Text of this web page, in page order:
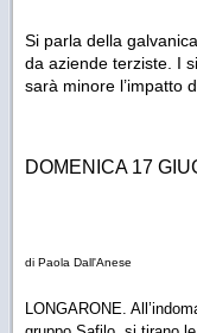
Si parla della
da aziende terziste. I
sarà minore l’impatto
DOMENICA 17
di Paola Dall'Anese
LONGARONE.